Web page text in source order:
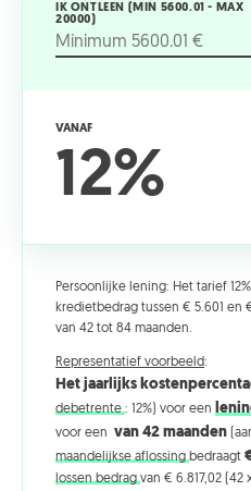
IK ONTLEEN (MIN 5600.01 - MAX
20000)
VANAF
12%
Persoonlijke lening: Het tarief
kredietbedrag tussen € 5.601
van 42 tot 84 maanden.
Representatief voorbeeld:
Het jaarlijks
debetrente: 12%) voor een
voor een van 42 maanden
maandelijkse aflossingbedraagt
lossen bedragvan € 6.817,02 (42